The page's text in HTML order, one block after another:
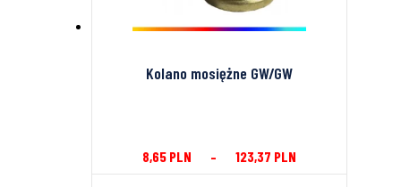
Kolano mosiężne GW/GW
8,65 PLN – 123,37 PLN